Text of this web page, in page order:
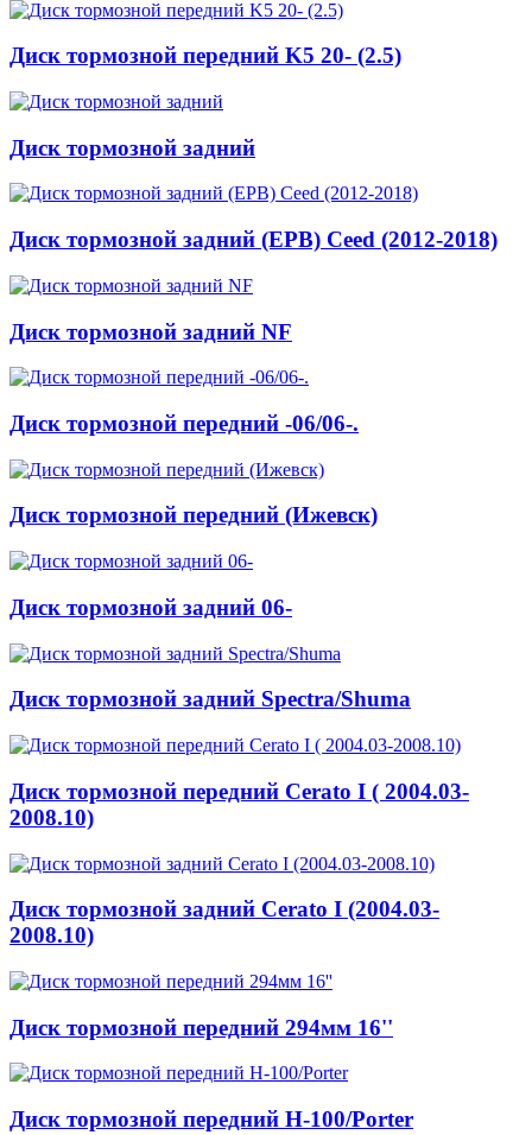
Диск тормозной передний K5 20- (2.5)
Диск тормозной задний
Диск тормозной задний (EPB) Ceed (2012-2018)
Диск тормозной задний NF
Диск тормозной передний -06/06-.
Диск тормозной передний (Ижевск)
Диск тормозной задний 06-
Диск тормозной задний Spectra/Shuma
Диск тормозной передний Cerato I ( 2004.03-
2008.10)
Диск тормозной задний Cerato I (2004.03-
2008.10)
Диск тормозной передний 294мм 16''
Диск тормозной передний H-100/Porter